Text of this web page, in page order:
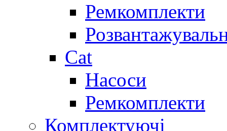
Ремкомплекти
Cat
Насоси
Ремкомплекти
Комплектуючі